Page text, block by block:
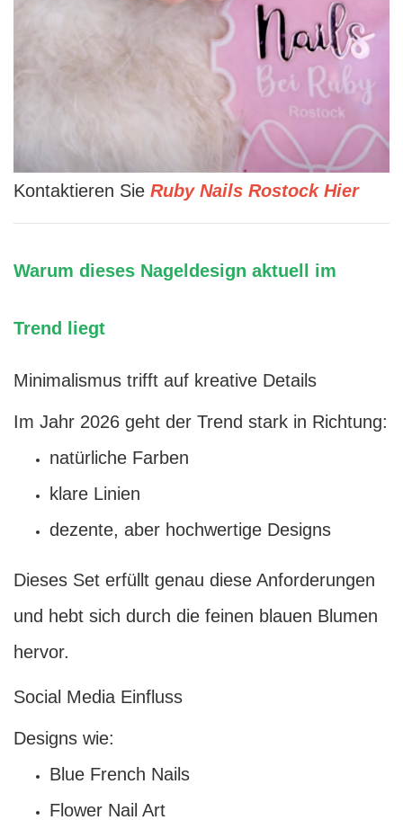
Kontaktieren Sie Ruby Nails Rostock Hier
Warum dieses Nageldesign aktuell im
Trend liegt
Minimalismus trifft auf kreative Details
Im Jahr 2026 geht der Trend stark in Richtung:
natürliche Farben
klare Linien
dezente, aber hochwertige Designs
Dieses Set erfüllt genau diese Anforderungen
und hebt sich durch die feinen blauen Blumen
hervor.
Social Media Einfluss
Designs wie:
Blue French Nails
Flower Nail Art